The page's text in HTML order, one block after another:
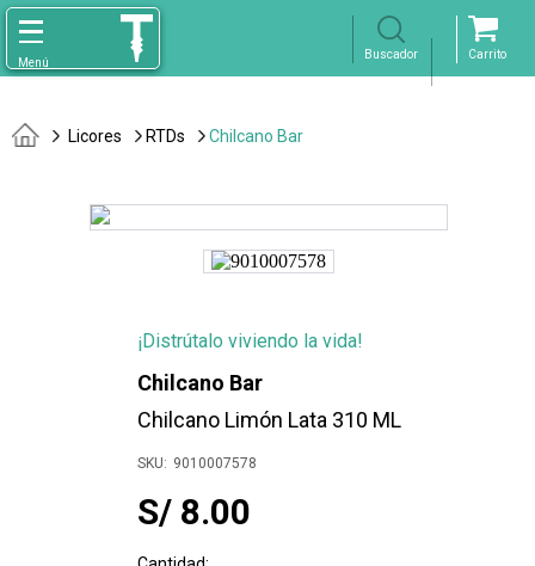
Licores RTDs Chilcano Bar
¡Distrútalo viviendo la vida!
Chilcano Bar
Chilcano Limón Lata 310 ML
9010007578
S/ 8.00